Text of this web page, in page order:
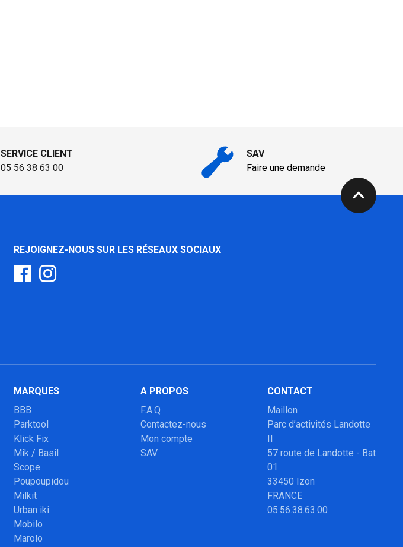
SERVICE CLIENT
05 56 38 63 00
SAV
Faire une demande
expand_less
REJOIGNEZ-NOUS SUR LES RÉSEAUX SOCIAUX
MARQUES
BBB
Parktool
Klick Fix
Mik / Basil
Scope
Poupoupidou
Milkit
Urban iki
Mobilo
Marolo
A PROPOS
F.A.Q
Contactez-nous
Mon compte
SAV
CONTACT
Maillon
Parc d’activités Landotte
57 route de Landotte - Bat
01
33450 Izon
FRANCE
05.56.38.63.00